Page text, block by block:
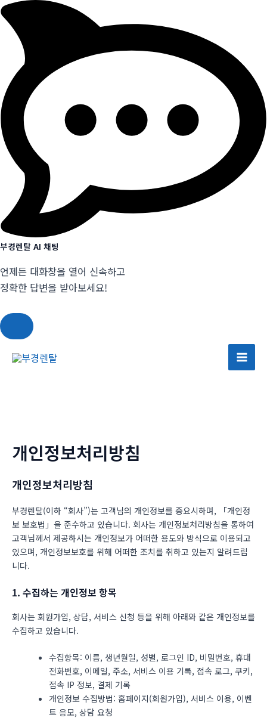
부경렌탈 AI 채팅
언제든 대화창을 열어 신속하고
정확한 답변을 받아보세요!
Main
개인정보처리방침
개인정보처리방침
부경렌탈(이하 “회사”)는 고객님의 개인정보를 중요시하며, 「개인정
보 보호법」을 준수하고 있습니다. 회사는 개인정보처리방침을 통하여
고객님께서 제공하시는 개인정보가 어떠한 용도와 방식으로 이용되고
있으며, 개인정보보호를 위해 어떠한 조치를 취하고 있는지 알려드립
니다.
1. 수집하는 개인정보 항목
회사는 회원가입, 상담, 서비스 신청 등을 위해 아래와 같은 개인정보를
수집하고 있습니다.
수집항목: 이름, 생년월일, 성별, 로그인 ID, 비밀번호, 휴대
전화번호, 이메일, 주소, 서비스 이용 기록, 접속 로그, 쿠키,
접속 IP 정보, 결제 기록
개인정보 수집방법: 홈페이지(회원가입), 서비스 이용, 이벤
트 응모, 상담 요청